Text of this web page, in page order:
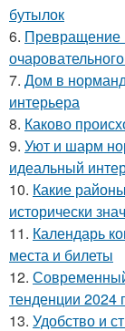
бутылок
6. Превращение
7. Дом в
интерьера
8. Каково
9. Уют и шарм
идеальный
10. Какие
исторически
11. Календарь
места и билеты
12.
тенденции 2024
13. Удобство и